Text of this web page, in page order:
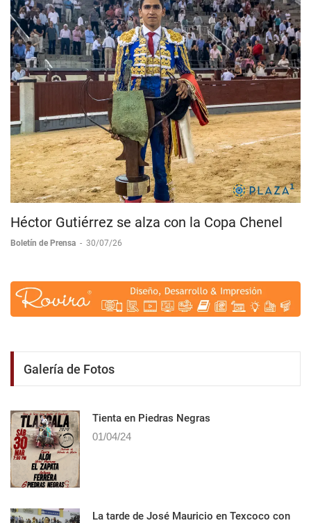
Héctor Gutiérrez se alza con la Copa Chenel
Boletín de Prensa - 30/07/26
Galería de Fotos
Tienta en Piedras Negras
01/04/24
La tarde de José Mauricio en Texcoco con